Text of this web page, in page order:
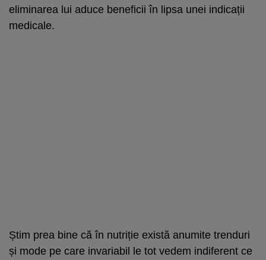
eliminarea lui aduce beneficii în lipsa unei indicații
medicale.
Știm prea bine că în nutriție există anumite trenduri
și mode pe care invariabil le tot vedem indiferent ce